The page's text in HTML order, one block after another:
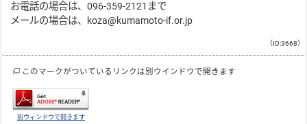
お電話の場合は、096-359-2121まで
メールの場合は、koza@kumamoto-if.or.jp
（ID:3668）
このマークがついているリンクは別ウインドウで開きます
別ウィンドウで開きます